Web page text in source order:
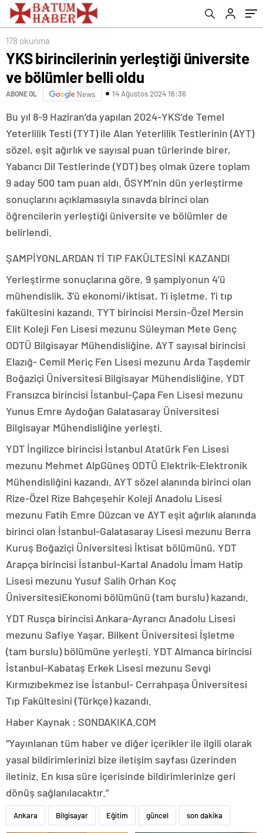
178 okunma
YKS birincilerinin yerleştiği üniversite
ve bölümler belli oldu
ABONE OL News 14 Ağustos 2024 16:36
Bu yıl 8-9 Haziran’da yapılan 2024-YKS’de Temel
Yeterlilik Testi (TYT) ile Alan Yeterlilik Testlerinin (AYT)
sözel, eşit ağırlık ve sayısal puan türlerinde birer,
Yabancı Dil Testlerinde (YDT) beş olmak üzere toplam
9 aday 500 tam puan aldı. ÖSYM’nin dün yerleştirme
sonuçlarını açıklamasıyla sınavda birinci olan
öğrencilerin yerleştiği üniversite ve bölümler de
belirlendi.
ŞAMPİYONLARDAN 1’İ TIP FAKÜLTESİNİ KAZANDI
Yerleştirme sonuçlarına göre, 9 şampiyonun 4’ü
mühendislik, 3’ü ekonomi/iktisat, 1’i işletme, 1’i tıp
fakültesini kazandı. TYT birincisi Mersin-Özel Mersin
Elit Koleji Fen Lisesi mezunu Süleyman Mete Genç
ODTÜ Bilgisayar Mühendisliğine, AYT sayısal birincisi
Elazığ- Cemil Meriç Fen Lisesi mezunu Arda Taşdemir
Boğaziçi Üniversitesi Bilgisayar Mühendisliğine, YDT
Fransızca birincisi İstanbul-Çapa Fen Lisesi mezunu
Yunus Emre Aydoğan Galatasaray Üniversitesi
Bilgisayar Mühendisliğine yerleşti.
YDT İngilizce birincisi İstanbul Atatürk Fen Lisesi
mezunu Mehmet AlpGüneş ODTÜ Elektrik-Elektronik
Mühendisliğini kazandı. AYT sözel alanında birinci olan
Rize-Özel Rize Bahçeşehir Koleji Anadolu Lisesi
mezunu Fatih Emre Düzcan ve AYT eşit ağırlık alanında
birinci olan İstanbul-Galatasaray Lisesi mezunu Berra
Kuruş Boğaziçi Üniversitesi İktisat bölümünü, YDT
Arapça birincisi İstanbul-Kartal Anadolu İmam Hatip
Lisesi mezunu Yusuf Salih Orhan Koç
ÜniversitesiEkonomi bölümünü (tam burslu) kazandı.
YDT Rusça birincisi Ankara-Ayrancı Anadolu Lisesi
mezunu Safiye Yaşar, Bilkent Üniversitesi İşletme
(tam burslu) bölümüne yerleşti. YDT Almanca birincisi
İstanbul-Kabataş Erkek Lisesi mezunu Sevgi
Kırmızıbekmez ise İstanbul- Cerrahpaşa Üniversitesi
Tıp Fakültesini (Türkçe) kazandı.
Haber Kaynak : SONDAKIKA.COM
“Yayınlanan tüm haber ve diğer içerikler ile ilgili olarak
yasal bildirimlerinizi bize iletişim sayfası üzerinden
iletiniz. En kısa süre içerisinde bildirimlerinize geri
dönüş sağlanılacaktır.”
Ankara Bilgisayar Eğitim güncel son dakika